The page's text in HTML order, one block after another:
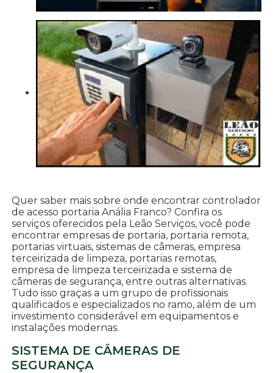
Quer saber mais sobre onde encontrar controlador
de acesso portaria Anália Franco? Confira os
serviços oferecidos pela Leão Serviços, você pode
encontrar empresas de portaria, portaria remota,
portarias virtuais, sistemas de câmeras, empresa
terceirizada de limpeza, portarias remotas,
empresa de limpeza terceirizada e sistema de
câmeras de segurança, entre outras alternativas.
Tudo isso graças a um grupo de profissionais
qualificados e especializados no ramo, além de um
investimento considerável em equipamentos e
instalações modernas.
SISTEMA DE CÂMERAS DE
SEGURANÇA